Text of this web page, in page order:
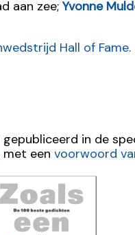
aan zee;Yvonne
Hall of Fame.
in de
met een voorwoord